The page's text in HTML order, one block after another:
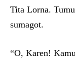
Tita Lorna.
sumagot.
“O, Karen!